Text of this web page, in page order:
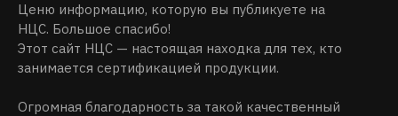
Ценю информацию, которую вы публикуете на
НЦС. Большое спасибо!
Этот сайт НЦС — настоящая находка для тех, кто
занимается сертификацией продукции.
Огромная благодарность за такой качественный